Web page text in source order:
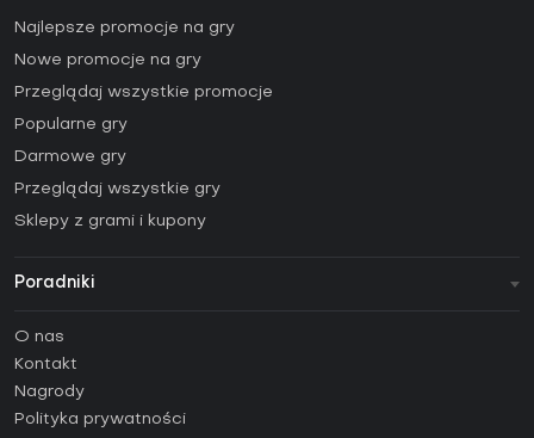
Najlepsze promocje na gry
Nowe promocje na gry
Przeglądaj wszystkie promocje
Popularne gry
Darmowe gry
Przeglądaj wszystkie gry
Sklepy z grami i kupony
Poradniki
Poradniki
Jak aktywować klucz Steam (CD Key)?
Jak aktywować klucz Epic Games (CD Key)?
O nas
Kontakt
Nagrody
Polityka prywatności